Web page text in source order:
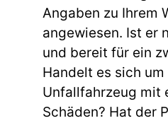
Angaben zu Ihrem
angewiesen. Ist er
und bereit für ein
Handelt es sich um
Unfallfahrzeug mit
Schäden? Hat der